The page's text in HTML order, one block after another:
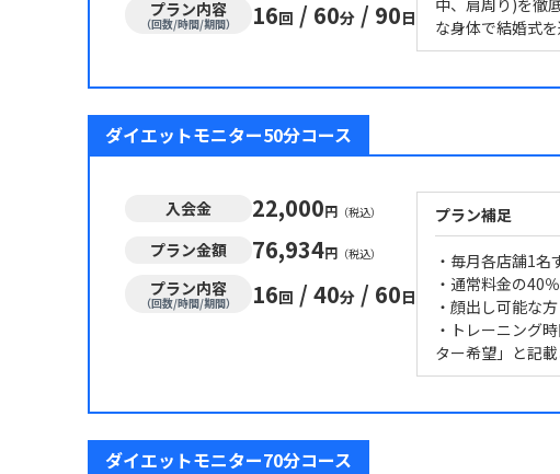
プラン内容
（回数/時間/期間） 16回 / 60分 / 90日
中、肩周り)を徹
な身体で結婚式
ダイエットモニター50分コース
入会金 22,000円 （税込）
プラン金額 76,934円 （税込）
プラン内容
（回数/時間/期間） 16回 / 40分 / 60日
プラン補足
・毎月各店舗1名
・通常料金の40
・顔出し可能な方
・トレーニング
ター希望」と記載
ダイエットモニター70分コース